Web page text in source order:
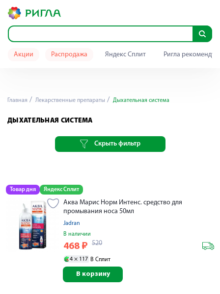
Акции Распродажа Яндекс Сплит Ригла
Главная Лекарственные препараты Дыхательная система
ДЫХАТЕЛЬНАЯ СИСТЕМА
Скрыть фильтр
Товар дня Яндекс Сплит
Аква Марис Норм Интенс. средство для
промывания носа 50мл
Jadran
В наличии
468 ₽ 520
4 × 117 В Сплит
В корзину